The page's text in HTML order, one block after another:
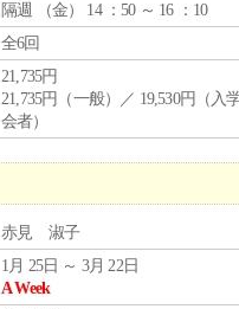
隔週 （金） 14 ：50 ～ 16 ：10
全6回
21,735円
21,735円（一般）／ 19,530円（入
会者）
赤見 淑子
1月 25日 ～ 3月 22日
A Week